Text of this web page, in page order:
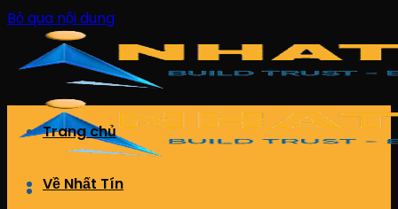
Bỏ qua nội dung
Trang chủ
Về Nhất Tín